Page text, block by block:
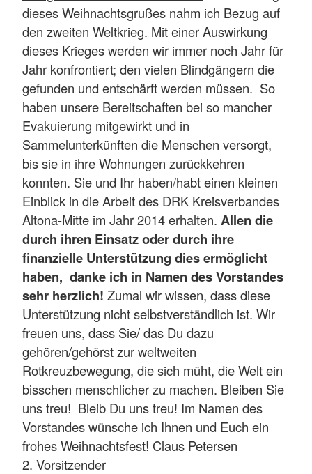
dieses Weihnachtsgrußes nahm ich Bezug auf
den zweiten Weltkrieg. Mit einer Auswirkung
dieses Krieges werden wir immer noch Jahr für
Jahr konfrontiert; den vielen Blindgängern die
gefunden und entschärft werden müssen. So
haben unsere Bereitschaften bei so mancher
Evakuierung mitgewirkt und in
Sammelunterkünften die Menschen versorgt,
bis sie in ihre Wohnungen zurückkehren
konnten. Sie und Ihr haben/habt einen kleinen
Einblick in die Arbeit des DRK Kreisverbandes
Altona-Mitte im Jahr 2014 erhalten. Allen die
durch ihren Einsatz oder durch ihre
finanzielle Unterstützung dies ermöglicht
haben, danke ich in Namen des Vorstandes
sehr herzlich! Zumal wir wissen, dass diese
Unterstützung nicht selbstverständlich ist. Wir
freuen uns, dass Sie/ das Du dazu
gehören/gehörst zur weltweiten
Rotkreuzbewegung, die sich müht, die Welt ein
bisschen menschlicher zu machen. Bleiben Sie
uns treu! Bleib Du uns treu! Im Namen des
Vorstandes wünsche ich Ihnen und Euch ein
frohes Weihnachtsfest! Claus Petersen
2. Vorsitzender